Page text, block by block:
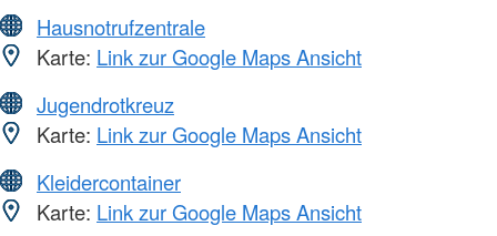
Hausnotrufzentrale
Karte: Link zur Google Maps Ansicht
Jugendrotkreuz
Karte: Link zur Google Maps Ansicht
Kleidercontainer
Karte: Link zur Google Maps Ansicht